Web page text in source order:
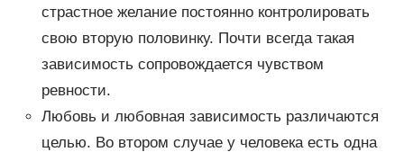
страстное желание постоянно контролировать
свою вторую половинку. Почти всегда такая
зависимость сопровождается чувством
ревности.
Любовь и любовная зависимость различаются
целью. Во втором случае у человека есть одна